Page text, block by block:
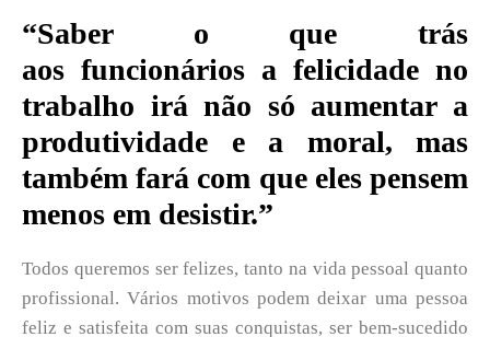
“Saber o que trás
aos funcionários a felicidade no
trabalho irá não só aumentar a
produtividade e a moral, mas
também fará com que eles pensem
menos em desistir.”
Todos queremos ser felizes, tanto na vida pessoal quanto
profissional. Vários motivos podem deixar uma pessoa
feliz e satisfeita com suas conquistas, ser bem-sucedido